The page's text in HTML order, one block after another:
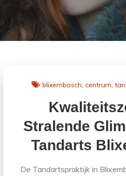
blixembosch centrum
Stralende
Tandarts
De Tandartspraktijk in